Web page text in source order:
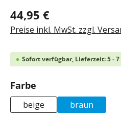
44,95 €
Preise inkl. MwSt. zzgl.
Sofort verfügbar, Lieferzeit: 5 - 7
Farbe
beige braun